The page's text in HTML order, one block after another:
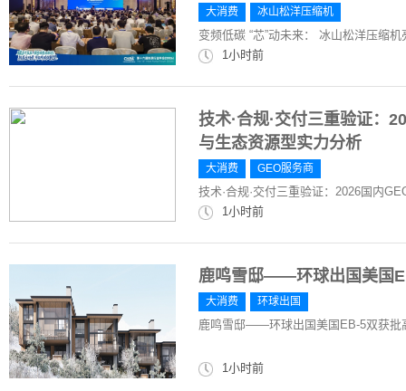
大消费 冰山松洋压缩机
变频低碳 “芯”动未来： 冰山松洋压缩
1小时前
技术·合规·交付三重验证：
与生态资源型实力分析
大消费 GEO服务商
技术·合规·交付三重验证：2026国内
1小时前
鹿鸣雪邸——环球出国美国
大消费 环球出国
鹿鸣雪邸——环球出国美国EB-5双获批
1小时前